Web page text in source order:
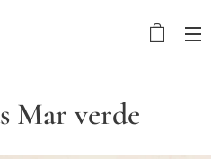
Mar verde